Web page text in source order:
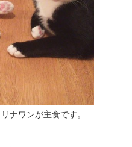
ナワンが主食です。